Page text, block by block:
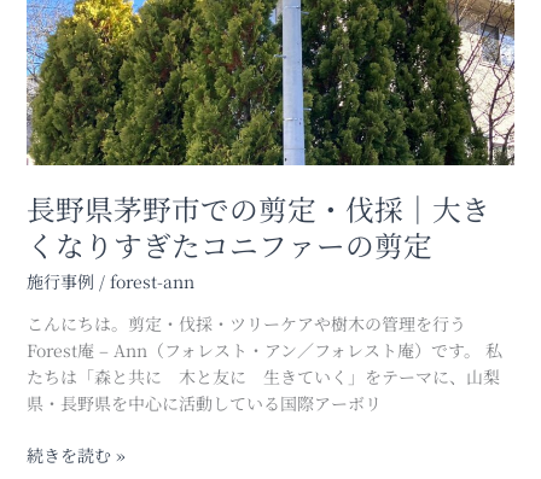
長野県茅野市での剪定・伐採｜大き
くなりすぎたコニファーの剪定
施行事例 / forest-ann
こんにちは。剪定・伐採・ツリーケアや樹木の管理を行う
Forest庵 – Ann（フォレスト・アン／フォレスト庵）です。 私
たちは「森と共に 木と友に 生きていく」をテーマに、山梨
県・長野県を中心に活動している国際アーボリ
の
剪
定・
伐
採
｜
大
き
く
な
り
ぎ
た
コ
ニ
ァ
続きを読む »